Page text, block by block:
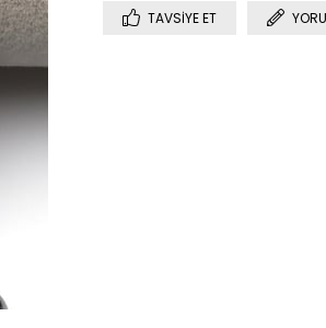
TAVSIYE ET